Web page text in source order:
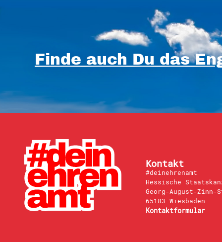
Finde auch Du das
Kontakt
#deinehrenamt
Hessische
Georg-August-Zinn-
65183 Wiesbaden
Kontaktformular